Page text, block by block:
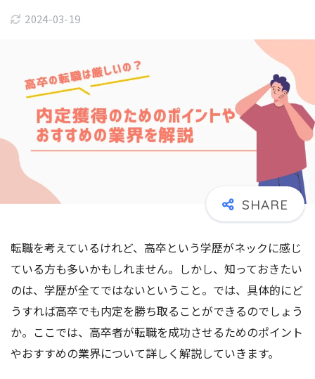
2024-03-19
転職を考えているけれど、高卒という学歴がネックに感じ
ている方も多いかもしれません。しかし、知っておきたい
のは、学歴が全てではないということ。では、具体的にど
うすれば高卒でも内定を勝ち取ることができるのでしょう
か。ここでは、高卒者が転職を成功させるためのポイント
やおすすめの業界について詳しく解説していきます。